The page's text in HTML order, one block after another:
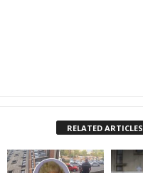
RELATED ARTICLES